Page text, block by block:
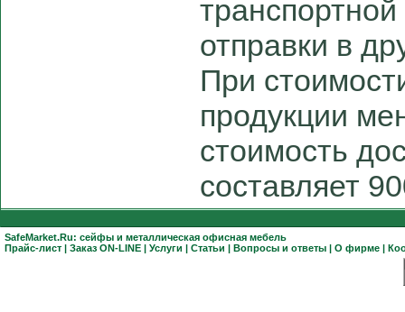
отправки в
При
продукции
стоимость
составляет
SafeMarket.Ru: сейфы и металлическая офисная мебель
Прайс-лист | Заказ ON-LINE | Услуги | Статьи | Вопросы и ответы | О фирме |